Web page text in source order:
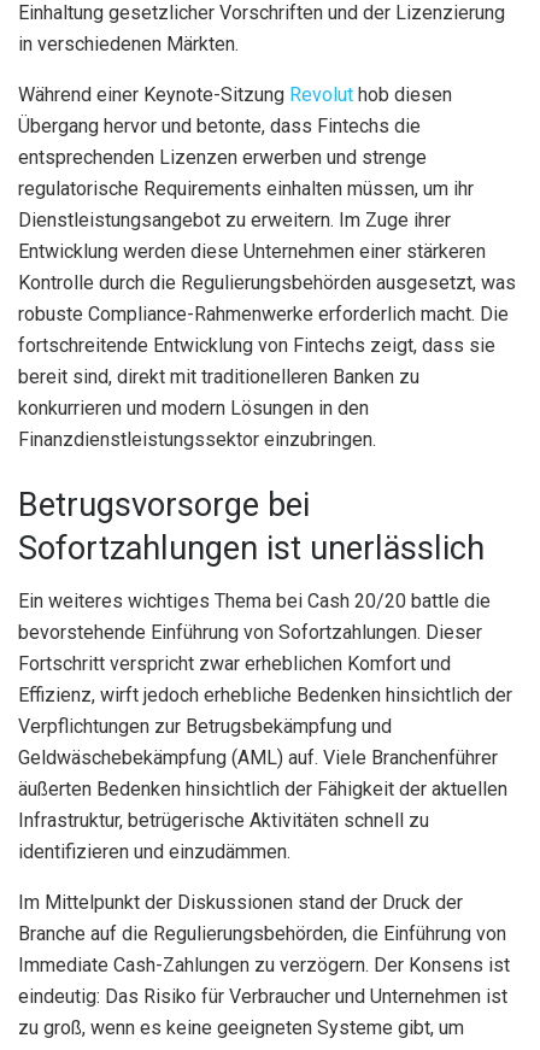
Einhaltung gesetzlicher Vorschriften und der Lizenzierung
in verschiedenen Märkten.
Während einer Keynote-Sitzung Revolut hob diesen
Übergang hervor und betonte, dass Fintechs die
entsprechenden Lizenzen erwerben und strenge
regulatorische Requirements einhalten müssen, um ihr
Dienstleistungsangebot zu erweitern. Im Zuge ihrer
Entwicklung werden diese Unternehmen einer stärkeren
Kontrolle durch die Regulierungsbehörden ausgesetzt, was
robuste Compliance-Rahmenwerke erforderlich macht. Die
fortschreitende Entwicklung von Fintechs zeigt, dass sie
bereit sind, direkt mit traditionelleren Banken zu
konkurrieren und modern Lösungen in den
Finanzdienstleistungssektor einzubringen.
Betrugsvorsorge bei
Sofortzahlungen ist unerlässlich
Ein weiteres wichtiges Thema bei Cash 20/20 battle die
bevorstehende Einführung von Sofortzahlungen. Dieser
Fortschritt verspricht zwar erheblichen Komfort und
Effizienz, wirft jedoch erhebliche Bedenken hinsichtlich der
Verpflichtungen zur Betrugsbekämpfung und
Geldwäschebekämpfung (AML) auf. Viele Branchenführer
äußerten Bedenken hinsichtlich der Fähigkeit der aktuellen
Infrastruktur, betrügerische Aktivitäten schnell zu
identifizieren und einzudämmen.
Im Mittelpunkt der Diskussionen stand der Druck der
Branche auf die Regulierungsbehörden, die Einführung von
Immediate Cash-Zahlungen zu verzögern. Der Konsens ist
eindeutig: Das Risiko für Verbraucher und Unternehmen ist
zu groß, wenn es keine geeigneten Systeme gibt, um